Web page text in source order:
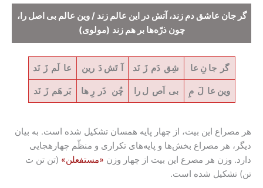
گر جان عاشق دم زند، آتش در این عالم زند / وین عالم بی اصل را،
چون ذرّه‌ها بر هم زند (مولوی)
گر جا نِ عا شِق دَم زَ نَد آ تَش دَ رین عا لَم زَ نَد
وین عا لَ مِ بی اَص ل را چُن ذَر رِ ها بَر هَم زَ نَد
هر مصراع این بیت، از چهار پایه همسان تشکیل شده است. به بیان
دیگر، هر مصراع بخش‌ها و پایه‌های تکراری و منظّم چهارهجایی
دارد. وزن هر مصرع این بیت از چهار وزن «مستفعلن» (تن تن ت
تن) تشکیل شده است.